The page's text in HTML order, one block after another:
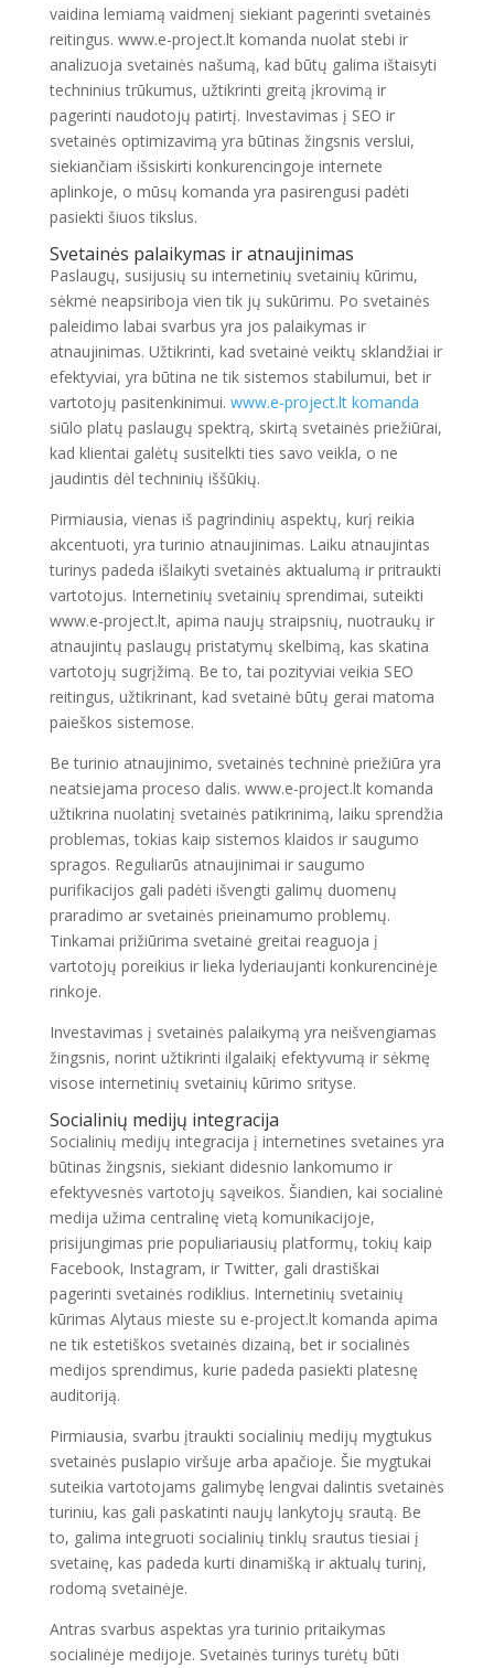
vaidina lemiamą vaidmenį siekiant pagerinti svetainės
reitingus. www.e-project.lt komanda nuolat stebi ir
analizuoja svetainės našumą, kad būtų galima ištaisyti
techninius trūkumus, užtikrinti greitą įkrovimą ir
pagerinti naudotojų patirtį. Investavimas į SEO ir
svetainės optimizavimą yra būtinas žingsnis verslui,
siekiančiam išsiskirti konkurencingoje internete
aplinkoje, o mūsų komanda yra pasirengusi padėti
pasiekti šiuos tikslus.
Svetainės palaikymas ir atnaujinimas
Paslaugų, susijusių su internetinių svetainių kūrimu,
sėkmė neapsiriboja vien tik jų sukūrimu. Po svetainės
paleidimo labai svarbus yra jos palaikymas ir
atnaujinimas. Užtikrinti, kad svetainė veiktų sklandžiai ir
efektyviai, yra būtina ne tik sistemos stabilumui, bet ir
vartotojų pasitenkinimui. www.e-project.lt komanda
siūlo platų paslaugų spektrą, skirtą svetainės priežiūrai,
kad klientai galėtų susitelkti ties savo veikla, o ne
jaudintis dėl techninių iššūkių.
Pirmiausia, vienas iš pagrindinių aspektų, kurį reikia
akcentuoti, yra turinio atnaujinimas. Laiku atnaujintas
turinys padeda išlaikyti svetainės aktualumą ir pritraukti
vartotojus. Internetinių svetainių sprendimai, suteikti
www.e-project.lt, apima naujų straipsnių, nuotraukų ir
atnaujintų paslaugų pristatymų skelbimą, kas skatina
vartotojų sugrįžimą. Be to, tai pozityviai veikia SEO
reitingus, užtikrinant, kad svetainė būtų gerai matoma
paieškos sistemose.
Be turinio atnaujinimo, svetainės techninė priežiūra yra
neatsiejama proceso dalis. www.e-project.lt komanda
užtikrina nuolatinį svetainės patikrinimą, laiku sprendžia
problemas, tokias kaip sistemos klaidos ir saugumo
spragos. Reguliarūs atnaujinimai ir saugumo
purifikacijos gali padėti išvengti galimų duomenų
praradimo ar svetainės prieinamumo problemų.
Tinkamai prižiūrima svetainė greitai reaguoja į
vartotojų poreikius ir lieka lyderiaujanti konkurencinėje
rinkoje.
Investavimas į svetainės palaikymą yra neišvengiamas
žingsnis, norint užtikrinti ilgalaikį efektyvumą ir sėkmę
visose internetinių svetainių kūrimo srityse.
Socialinių medijų integracija
Socialinių medijų integracija į internetines svetaines yra
būtinas žingsnis, siekiant didesnio lankomumo ir
efektyvesnės vartotojų sąveikos. Šiandien, kai socialinė
medija užima centralinę vietą komunikacijoje,
prisijungimas prie populiariausių platformų, tokių kaip
Facebook, Instagram, ir Twitter, gali drastiškai
pagerinti svetainės rodiklius. Internetinių svetainių
kūrimas Alytaus mieste su e-project.lt komanda apima
ne tik estetiškos svetainės dizainą, bet ir socialinės
medijos sprendimus, kurie padeda pasiekti platesnę
auditoriją.
Pirmiausia, svarbu įtraukti socialinių medijų mygtukus
svetainės puslapio viršuje arba apačioje. Šie mygtukai
suteikia vartotojams galimybę lengvai dalintis svetainės
turiniu, kas gali paskatinti naujų lankytojų srautą. Be
to, galima integruoti socialinių tinklų srautus tiesiai į
svetainę, kas padeda kurti dinamišką ir aktualų turinį,
rodomą svetainėje.
Antras svarbus aspektas yra turinio pritaikymas
socialinėje medijoje. Svetainės turinys turėtų būti